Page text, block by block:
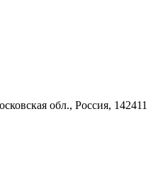
обл., Россия, 142411